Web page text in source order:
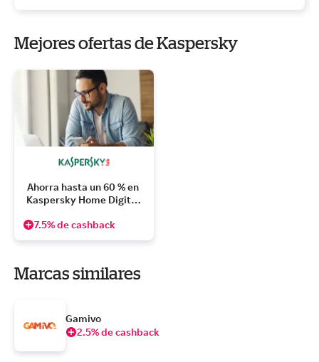
Mejores ofertas de Kaspersky
Ahorra hasta un 60 % en
Kaspersky Home Digital
7.5% de cashback
Marcas similares
Gamivo
2.5% de cashback